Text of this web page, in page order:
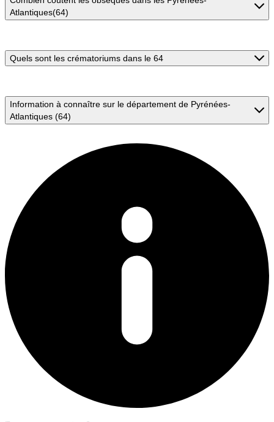
Atlantiques(64)
Quels sont les crématoriums dans le 64
Information à connaître sur le département de Pyrénées-
Atlantiques (64)